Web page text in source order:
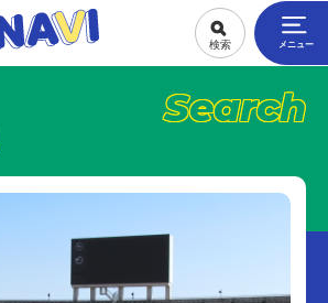
Search